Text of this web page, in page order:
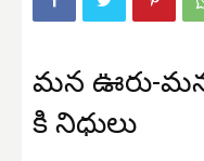
మన ఊరు-మన
కి నిధులు